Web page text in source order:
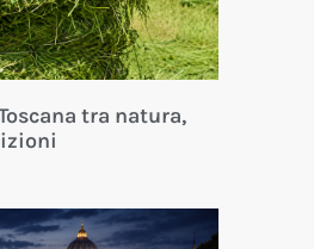
tra natura,